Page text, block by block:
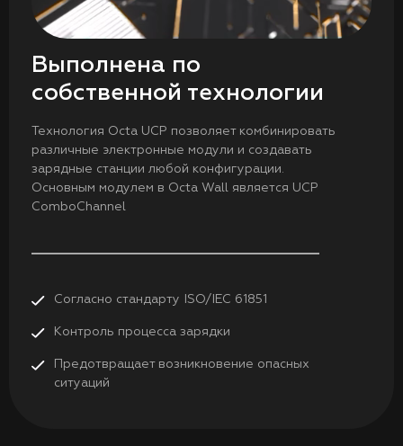
Выполнена по
собственной технологии
Технология Octa UCP позволяет комбинировать
различные электронные модули и создавать
зарядные станции любой конфигурации.
Основным модулем в Octa Wall является UCP
ComboChannel
Согласно стандарту ISO/ІЕС 61851
Контроль процесса зарядки
Предотвращает возникновение опасных
ситуаций